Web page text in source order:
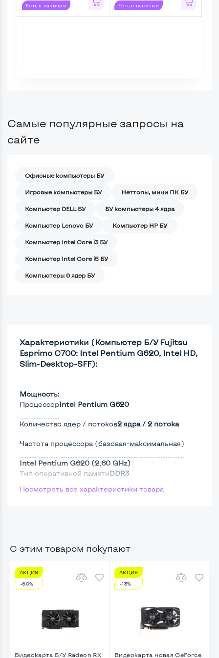
Есть в наличии Есть в наличии
Самые популярные запросы на
сайте
Офисные компьютеры БУ
Игровые компьютеры БУ Неттопы, мини ПК БУ
Компьютер DELL БУ БУ компьютеры 4 ядра
Компьютер Lenovo БУ Компьютер HP БУ
Компьютер Intel Core i3 БУ
Компьютер Intel Core i5 БУ
Компьютеры 6 ядер БУ
Характеристики (Компьютер Б/У Fujitsu
Esprimo C700: Intel Pentium G620, Intel HD,
Slim-Desktop-SFF):
Мощность:
ПроцессорIntel Pentium G620
Количество ядер / потоков2 ядра / 2 потока
Частота процессора (базовая-максимальная)
Intel Pentium G620 (2,60 GHz)
Тип оперативной памятиDDR3
Тип накопителяSSD 2,5"
Возможности видеокарты:
Тип видеокарты
Встроенный
Видеопроцессор системного блокаIntel HD
Размер видеопамяти, Гб Динамический
Посмотреть все характеристики товара
С этим товаром покупают
АКЦИЯ
-60%
Видеокарта Б/У Radeon RX
АКЦИЯ
-13%
Видеокарта новая GeForce